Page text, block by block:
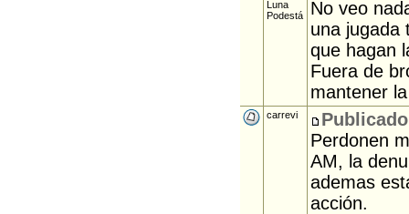
Luna
Podestá
No veo
una jugada
que hagan
Fuera de
mantener
carrevi
Perdonen
AM, la
ademas
acción.